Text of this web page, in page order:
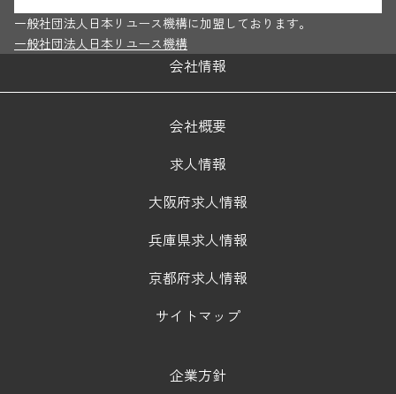
一般社団法人日本リユース機構に加盟しております。
一般社団法人日本リユース機構
会社情報
会社概要
求人情報
大阪府求人情報
兵庫県求人情報
京都府求人情報
サイトマップ
企業方針